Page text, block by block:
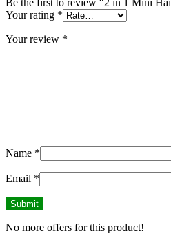
Be the first to review “2 in 1 Mini
Your rating *
Your review *
Name *
Email *
No more offers for this product!